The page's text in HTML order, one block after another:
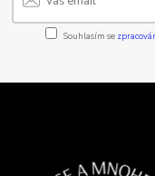
Souhlasím se